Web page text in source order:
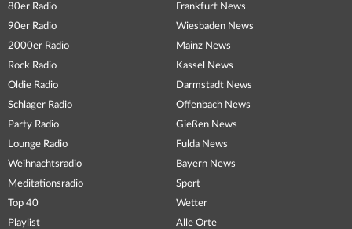
80er Radio
90er Radio
2000er Radio
Rock Radio
Oldie Radio
Schlager Radio
Party Radio
Lounge Radio
Weihnachtsradio
Meditationsradio
Top 40
Playlist
Frankfurt News
Wiesbaden News
Mainz News
Kassel News
Darmstadt News
Offenbach News
Gießen News
Fulda News
Bayern News
Sport
Wetter
Alle Orte